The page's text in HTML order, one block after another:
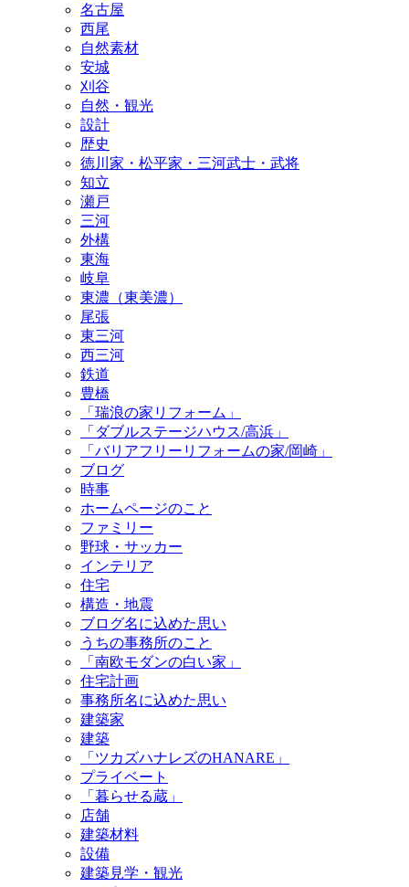
名古屋
西尾
自然素材
安城
刈谷
自然・観光
設計
歴史
徳川家・松平家・三河武士・武将
知立
瀬戸
三河
外構
東海
岐阜
東濃（東美濃）
尾張
東三河
西三河
鉄道
豊橋
「瑞浪の家リフォーム」
「ダブルステージハウス/高浜」
「バリアフリーリフォームの家/岡崎」
ブログ
時事
ホームページのこと
ファミリー
野球・サッカー
インテリア
住宅
構造・地震
ブログ名に込めた思い
うちの事務所のこと
「南欧モダンの白い家」
住宅計画
事務所名に込めた思い
建築家
建築
「ツカズハナレズのHANARE」
プライベート
「暮らせる蔵」
店舗
建築材料
設備
建築見学・観光